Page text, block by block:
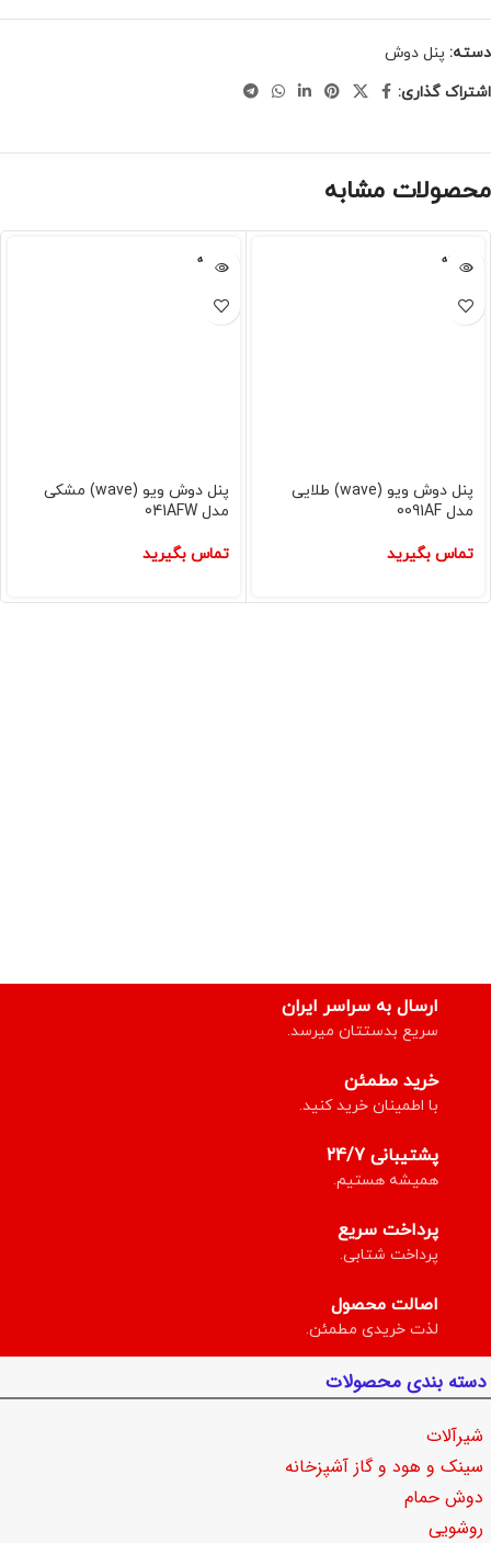
دسته: پنل دوش
اشتراک گذاری:
محصولات مشابه
فروخته
شده
پنل دوش ویو (wave) طلایی
مدل 0091AF
تماس بگیرید
فروخته
شده
پنل دوش ویو (wave) مشکی
مدل 041AFW
تماس بگیرید
ارسال به سراسر ایران
سریع بدستتان میرسد.
خرید مطمئن
با اطمینان خرید کنید.
پشتیبانی 24/7
همیشه هستیم.
پرداخت سریع
پرداخت شتابی.
اصالت محصول
لذت خریدی مطمئن.
دسته بندی محصولات
شیرآلات
سینک و هود و گاز آشپزخانه
دوش حمام
روشویی